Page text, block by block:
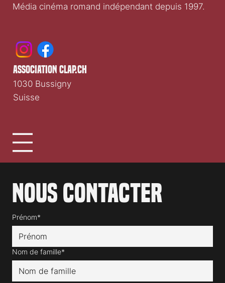
Média cinéma romand indépendant depuis 1997.
Nous contacter
Prénom*
Nom de famille*
association clap.ch
1030 Bussigny
Suisse